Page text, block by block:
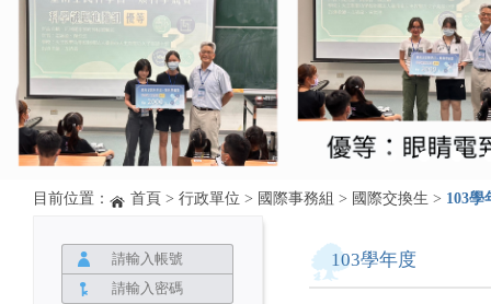
目前位置： 首頁 > 行政單位 > 國際事務組 > 國際交換生 > 103學
103學年度